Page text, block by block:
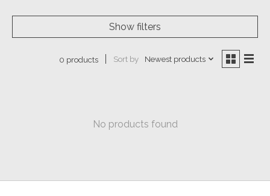
Show filters
0 products Sort by Newest products
No products found